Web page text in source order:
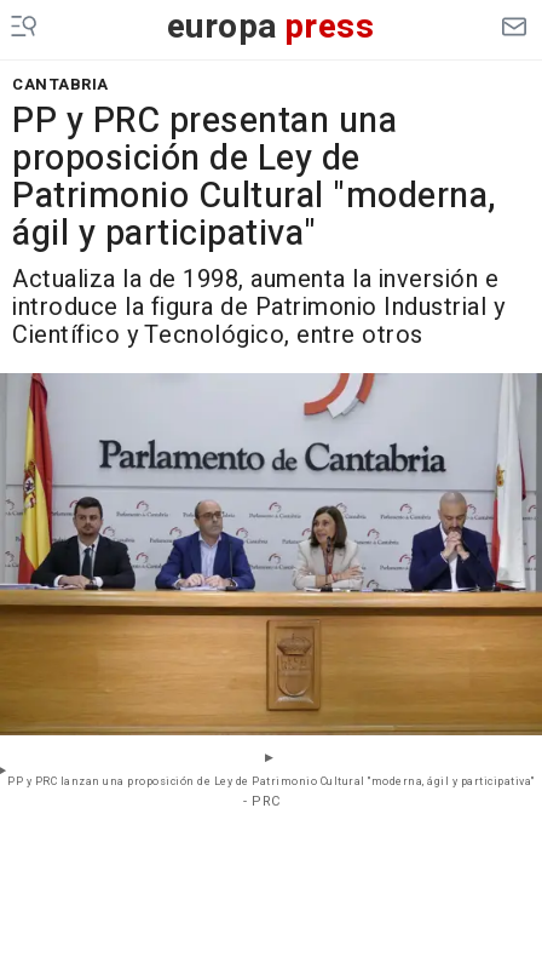
europa press
CANTABRIA
PP y PRC presentan una
proposición de Ley de
Patrimonio Cultural "moderna,
ágil y participativa"
Actualiza la de 1998, aumenta la inversión e
introduce la figura de Patrimonio Industrial y
Científico y Tecnológico, entre otros
PP y PRC lanzan una proposición de Ley de Patrimonio Cultural "moderna, ágil y participativa"
- PRC